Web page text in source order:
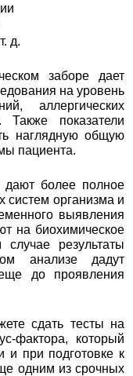
д.
заборе дает
на уровень
аллергических
показатели
наглядную общую
пациента.
дают более полное
систем организма и
выявления
на биохимическое
результаты
анализе дадут
до проявления
сдать тесты на
фактора, который
и при подготовке к
одним из срочных